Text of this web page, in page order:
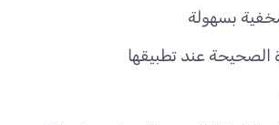
بسهولة
الصحيحة عند تطبيقها